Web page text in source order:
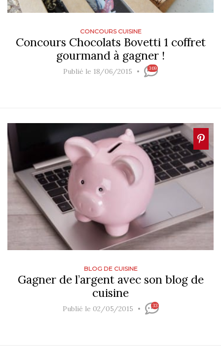
CONCOURS CUISINE
Concours Chocolats Bovetti 1 coffret
gourmand à gagner !
Publié le 18/06/2015 369
BLOG DE CUISINE
Gagner de l’argent avec son blog de
cuisine
Publié le 02/05/2015 33